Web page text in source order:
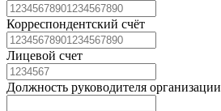
Корреспондентский счёт
Лицевой счет
Должность руководителя организации